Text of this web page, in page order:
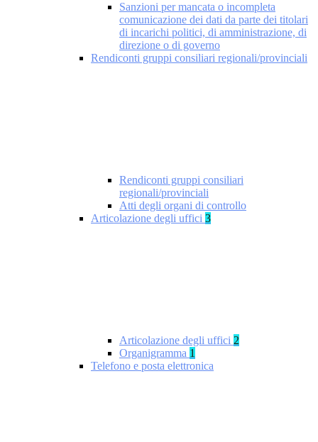
Sanzioni per mancata o incompleta
comunicazione dei dati da parte dei titolari
di incarichi politici, di amministrazione, di
direzione o di governo
Rendiconti gruppi consiliari regionali/provinciali
Rendiconti gruppi consiliari
regionali/provinciali
Atti degli organi di controllo
Articolazione degli uffici 3
Articolazione degli uffici 2
Organigramma 1
Telefono e posta elettronica